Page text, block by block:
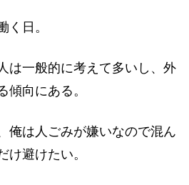
く日。
は一般的に考えて多いし、外
傾向にある。
俺は人ごみが嫌いなので混ん
け避けたい。